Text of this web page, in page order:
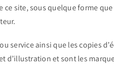
site, sous quelque forme
service ainsi que les copies
d’illustration et sont les